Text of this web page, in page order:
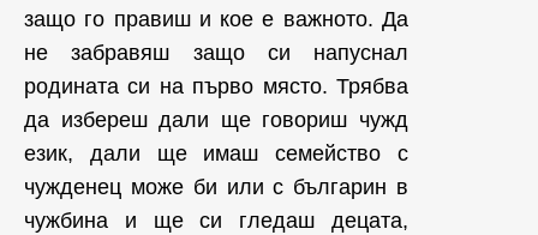
защо го правиш и кое е важното. Да
не забравяш защо си напуснал
родината си на първо място. Трябва
да избереш дали ще говориш чужд
език, дали ще имаш семейство с
чужденец може би или с българин в
чужбина и ще си гледаш децата,